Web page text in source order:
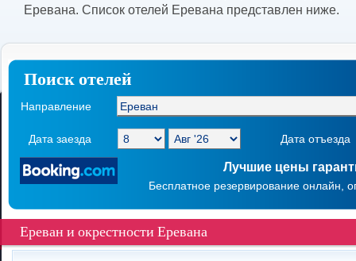
Еревана. Список отелей Еревана представлен ниже.
Поиск отелей
Направление
Дата заезда Дата отъезда
Лучшие цены
Бесплатное резервирование онлайн,
Ереван и окрестности Еревана